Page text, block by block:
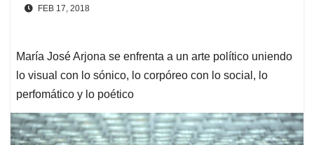
FEB 17, 2018
María José Arjona se enfrenta a un arte político uniendo
lo visual con lo sónico, lo corpóreo con lo social, lo
perfomático y lo poético